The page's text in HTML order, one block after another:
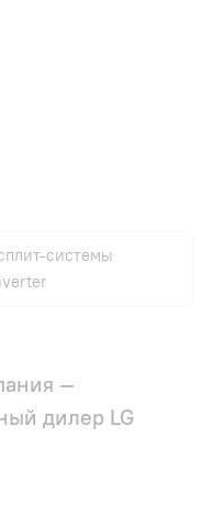
системы
—
дилер LG